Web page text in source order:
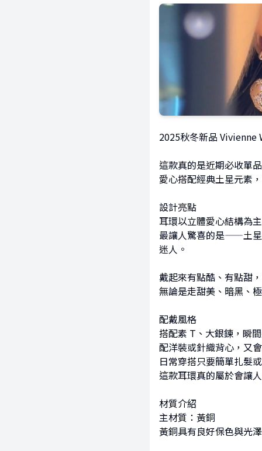
2025秋冬新品 Vivienne
這款真的是近期必收單
愛心搭配經典土星元素
設計亮點
耳環以立體愛心結構為
最讓人驚喜的是——土星
迷人。
戴起來有點酷、有點甜
無論是走甜美、暗黑、
配戴風格
搭配素 T、大銀鍊，瞬
配洋裝或針織背心，又
日常穿搭只要簡單扎髮
這款耳環真的屬於會讓
材質介紹
主材質：黃銅
黃銅具有良好保色與光